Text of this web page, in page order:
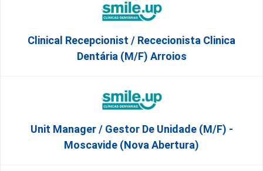
Clinical Recepcionist / Rececionista Clinica
Dentária (M/F) Arroios
Unit Manager / Gestor De Unidade (M/F) -
Moscavide (Nova Abertura)